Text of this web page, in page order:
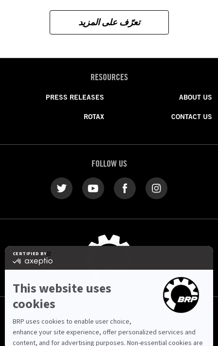
تعرّف على المزيد
RESOURCES
ABOUT US
CONTACT US
PRESS RELEASES
ROTAX
FOLLOW US